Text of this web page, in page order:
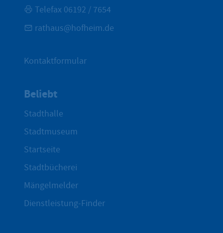
Telefax 06192 / 7654
rathaus@hofheim.de
Kontaktformular
Beliebt
Stadthalle
Stadtmuseum
Startseite
Stadtbücherei
Mängelmelder
Dienstleistung-Finder